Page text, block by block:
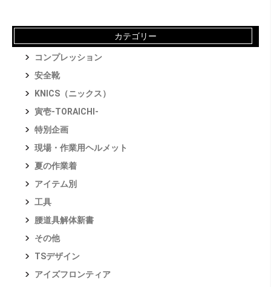
カテゴリー
コンプレッション
安全靴
KNICS（ニックス）
寅壱-TORAICHI-
特別企画
現場・作業用ヘルメット
夏の作業着
アイテム別
工具
腰道具解体新書
その他
TSデザイン
アイズフロンティア